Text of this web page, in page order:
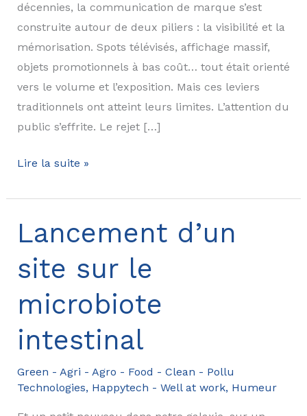
décennies, la communication de marque s’est
construite autour de deux piliers : la visibilité et la
mémorisation. Spots télévisés, affichage massif,
objets promotionnels à bas coût… tout était orienté
vers le volume et l’exposition. Mais ces leviers
traditionnels ont atteint leurs limites. L’attention du
public s’effrite. Le rejet […]
Design,
et
performance
les
nouveaux
standards
de
Lire la suite »
Lancement d’un
site sur le
microbiote
intestinal
Green - Agri - Agro - Food - Clean - Pollu
Technologies, Happytech - Well at work, Humeur